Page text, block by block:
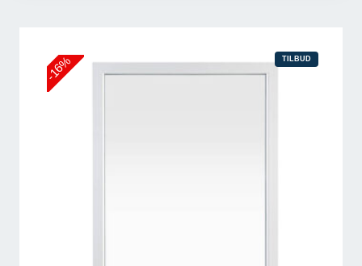
-16% TILBUD
PÅ